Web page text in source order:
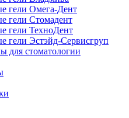
гели Омега-Дент
гели Стомадент
гели ТехноДент
гели Эстэйд-Сервисгруп
для стоматологии